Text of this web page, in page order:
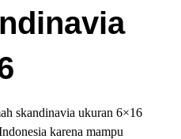
skandinavia ukuran 6×16
karena mampu